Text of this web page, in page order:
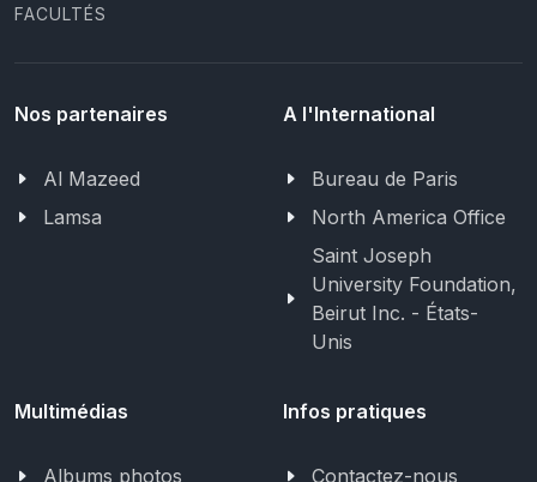
FACULTÉS
Nos partenaires
Al Mazeed
Lamsa
A l'International
Bureau de Paris
North America Office
Saint Joseph
University Foundation,
Beirut Inc. - États-
Unis
Multimédias
Albums photos
Infos pratiques
Contactez-nous